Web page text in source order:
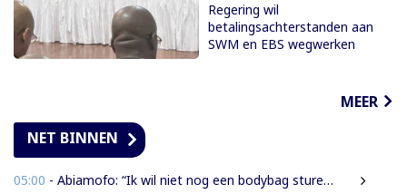
Regering wil
betalingsachterstanden aan
SWM en EBS wegwerken
MEER
NET BINNEN
05:00 - Abiamofo: “Ik wil niet nog een bodybag sturen naar dat gebied”